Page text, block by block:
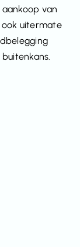
van
uitermate